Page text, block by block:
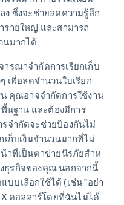
ง ซึ่งจะช่วยลดความรู้สึก
รายใหญ่ และสามารถ
นมากได้
รณาจำกัดการเรียกเก็บ
เพื่อลดจำนวนใบเรียก
น คุณอาจจำกัดการใช้งาน
นฐาน และต้องมีการ
จำกัดจะช่วยป้องกันไม่
เก็บเงินจํานวนมากที่ไม่
าที่เป็นตาข่ายนิรภัยสําห
ธุรกิจของคุณ นอกจากนี้
บบเลือกใช้ได้ (เช่น "อย่า
X ดอลลาร์โดยที่ฉันไม่ได้